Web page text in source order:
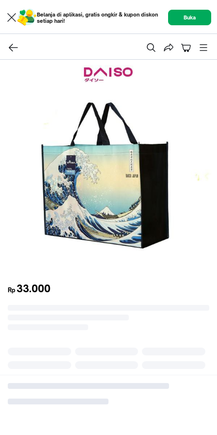
Belanja di aplikasi, gratis ongkir & kupon diskon
setiap hari!
Buka
Rp 33.000